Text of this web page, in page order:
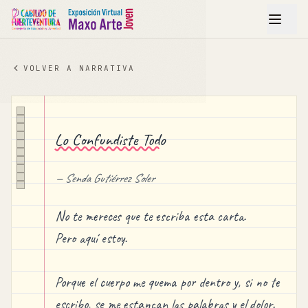
VOLVER A NARRATIVA
Lo Confundiste Todo
—Senda Gutiérrez Soler
No te mereces que te escriba esta carta.
Pero aquí estoy.
Porque el cuerpo me quema por dentro y, si no te
escribo, se me estancan las palabras y el dolor.